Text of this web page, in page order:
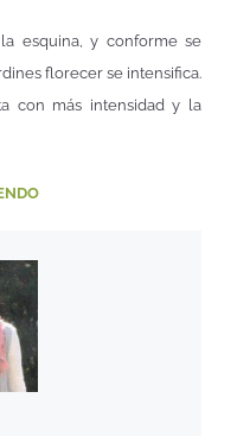
esquina, y conforme se
florecer se intensifica.
con más intensidad y la